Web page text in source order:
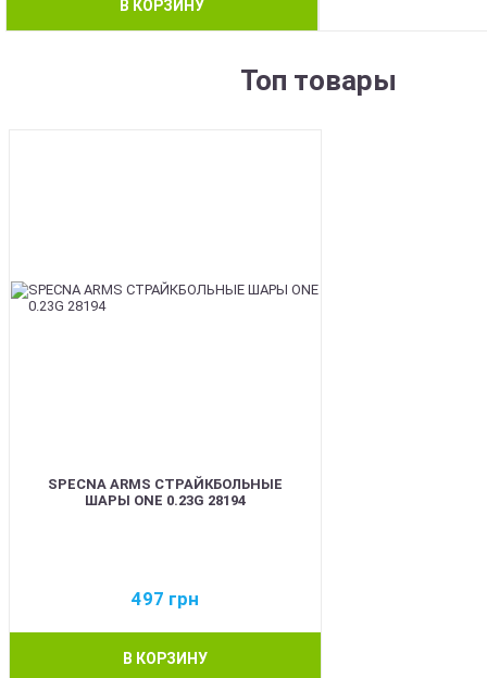
В КОРЗИНУ
Топ товары
SPECNA ARMS СТРАЙКБОЛЬНЫЕ
ШАРЫ ONE 0.23G 28194
497 грн
В КОРЗИНУ